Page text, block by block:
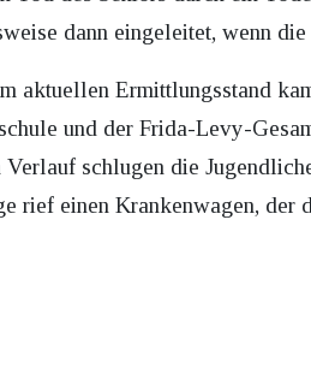
dann eingeleitet, wenn
aktuellen Ermittlungsstand
und der Frida-Levy-
Verlauf schlugen die
rief einen Krankenwagen, der